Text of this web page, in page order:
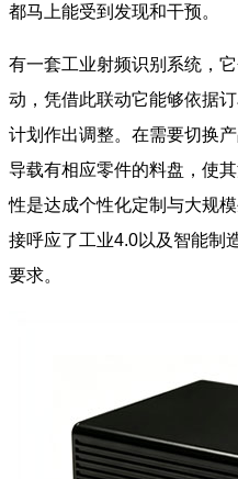
都马上能受到发现和干预。
有一套工业射频识别系统，
动，凭借此联动它能够依据
计划作出调整。在需要切换
导载有相应零件的料盘，使
性是达成个性化定制与大规
接呼应了工业4.0以及智能制
要求。